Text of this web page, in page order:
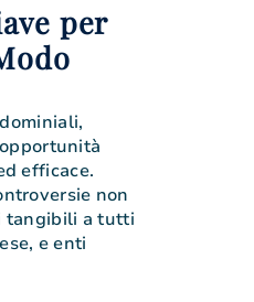
per
efficace.
non
tangibili a tutti
e enti